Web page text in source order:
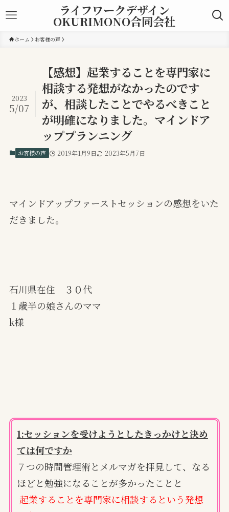
ライフワークデザイン
OKURIMONO合同会社
ホーム お客様の声
【感想】起業することを専門家に
相談する発想がなかったのです
が、相談したことでやるべきこと
が明確になりました。マインドア
ッププランニング
2023
5/07
お客様の声 2019年1月9日 2023年5月7日
マインドアップファーストセッションの感想をいた
だきました。
石川県在住 ３０代
１歳半の娘さんのママ
k様
1:セッションを受けようとしたきっかけと決め
ては何ですか
７つの時間管理術とメルマガを拝見して、なる
ほどと勉強になることが多かったことと
起業することを専門家に相談するという発想